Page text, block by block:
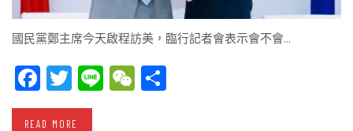
國民黨鄭主席今天啟程訪美，臨行記者會表示會不會…
Facebook
Twitter
LineWeChat
READ MORE